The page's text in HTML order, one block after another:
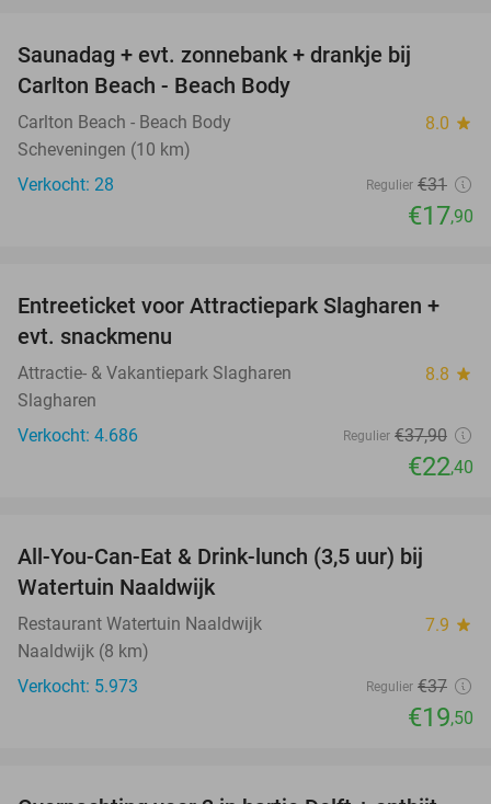
Saunadag + evt. zonnebank + drankje bij
Carlton Beach - Beach Body
Carlton Beach - Beach Body 8.0 star
Scheveningen (10 km)
Verkocht: 28
Regulier €31
€17,90
41%
Entreeticket voor Attractiepark Slagharen +
evt. snackmenu
Attractie- & Vakantiepark Slagharen 8.8 star
Slagharen
Verkocht: 4.686
Regulier €37,90
€22,40
All-You-Can-Eat & Drink-lunch (3,5 uur) bij
Watertuin Naaldwijk
Restaurant Watertuin Naaldwijk 7.9 star
Naaldwijk (8 km)
Verkocht: 5.973
Regulier €37
€19,50